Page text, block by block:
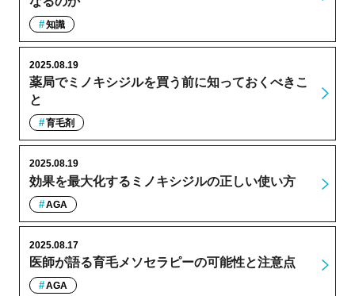
知識
薬局でミノキシジルを買う前に知っておくべきこ
と
2025.08.19
育毛剤
効果を最大化するミノキシジルの正しい使い方
2025.08.19
AGA
医師が語る育毛メソセラピーの可能性と注意点
2025.08.17
AGA